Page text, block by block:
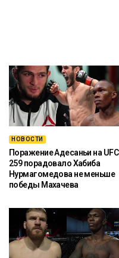
НОВОСТИ
Поражение Адесаньи на UFC
259 порадовало Хабиба
Нурмагомедова не меньше
победы Махачева